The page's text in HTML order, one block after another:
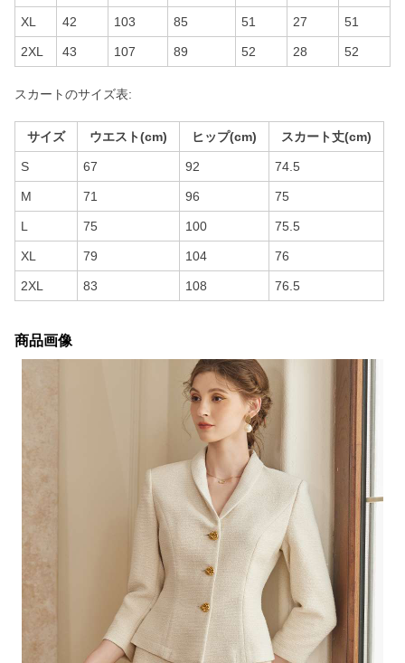
XL 42 103 85 51 27 51
2XL 43 107 89 52 28 52
スカートのサイズ表:
サイズ ウエスト(cm) ヒップ(cm) スカート丈(cm)
S 67 92 74.5
M 71 96 75
L 75 100 75.5
XL 79 104 76
2XL 83 108 76.5
商品画像